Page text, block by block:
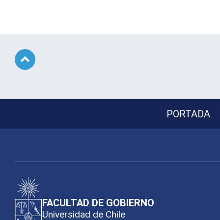
PORTADA
FACULTAD DE GOBIERNO
Universidad de Chile